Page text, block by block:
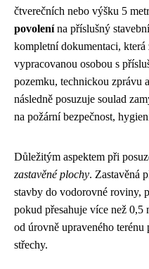
čtverečních nebo výšku 5
povolenína příslušný
kompletní dokumentaci,
vypracovanou osobou s
pozemku, technickou zprávu
následně posuzuje soulad
na požární bezpečnost,
Důležitým aspektem při
zastavěné plochy. Zastavěná
stavby do vodorovné roviny,
pokud přesahuje více než 0,5
od úrovně upraveného
střechy.